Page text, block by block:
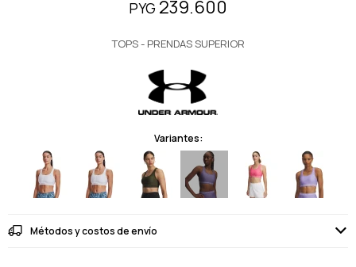
PYG 239.600
TOPS - PRENDAS SUPERIOR
Variantes:
Métodos y costos de envío